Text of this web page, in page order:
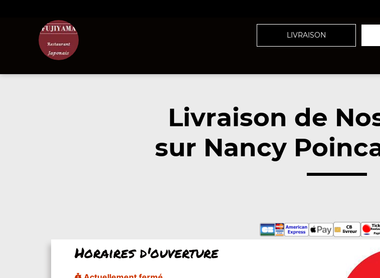
LIVRAISON
Livraison de
sur Nancy
Horaires d'ouverture